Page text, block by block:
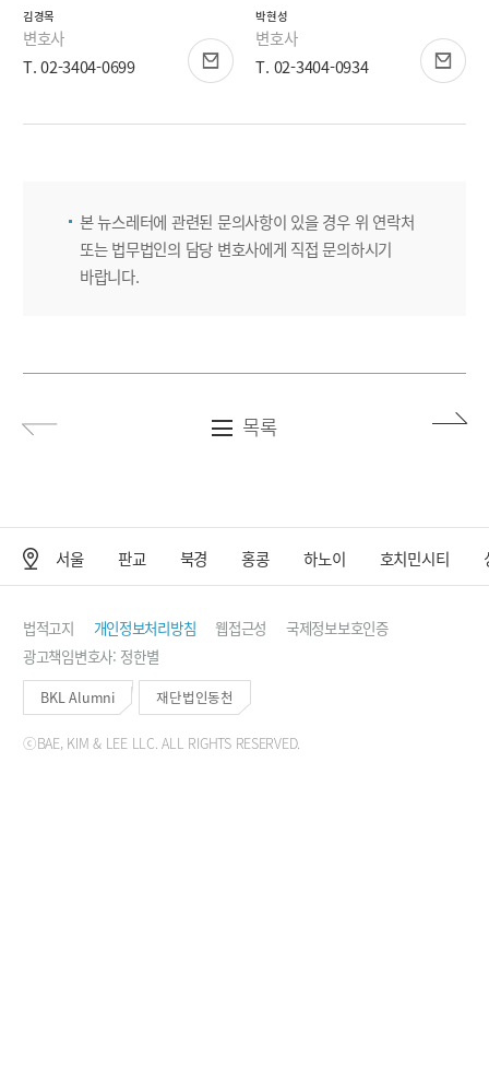
김경목
변호사
T. 02-3404-0699
박현성
변호사
T. 02-3404-0934
본 뉴스레터에 관련된 문의사항이 있을 경우 위 연락처
또는 법무법인의 담당 변호사에게 직접 문의하시기
바랍니다.
목록
서울 판교 북경 홍콩 하노이 호치민시티
법적고지 개인정보처리방침 웹접근성
국제정보보호인증
광고책임변호사: 정한별
BKL Alumni 재단법인동천
ⓒBAE, KIM & LEE LLC. ALL RIGHTS RESERVED.